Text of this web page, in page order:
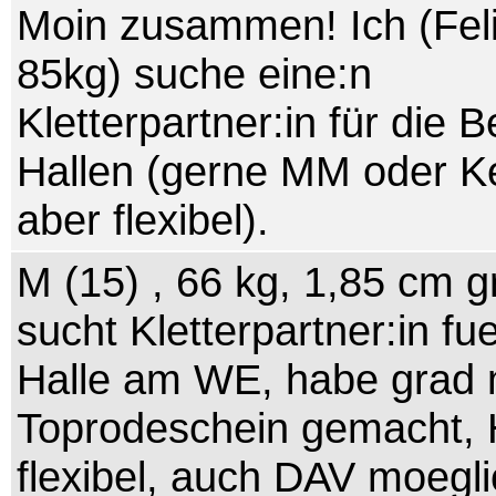
Moin zusammen! Ich
85kg) suche eine:n
Kletterpartner:in für die
Hallen (gerne MM oder
aber flexibel).
M (15) , 66 kg, 1,85 cm
sucht Kletterpartner:in
Halle am WE, habe grad
Toprodeschein gemacht,
flexibel, auch DAV